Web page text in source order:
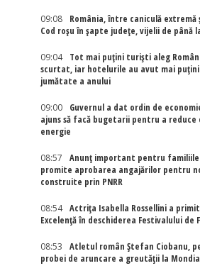
09:08
România, între caniculă
Cod roșu în șapte județe, vijelii de până
09:04
Tot mai puțini turiști aleg
scurtat, iar hotelurile au avut mai
jumătate a anului
09:00
Guvernul a dat ordin de
ajuns să facă bugetarii pentru a reduce
energie
08:57
Anunț important pentru familiile
promite aprobarea angajărilor pentru
construite prin PNRR
08:54
Actriţa Isabella Rossellini a
Excelenţă în deschiderea Festivalului de
08:53
Atletul român Ștefan Ciobanu,
probei de aruncare a greutății la